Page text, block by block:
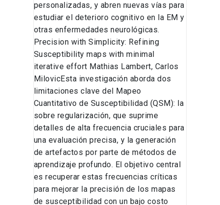
personalizadas, y abren nuevas vías para
estudiar el deterioro cognitivo en la EM y
otras enfermedades neurológicas.
Precision with Simplicity: Refining
Susceptibility maps with minimal
iterative effort Mathias Lambert, Carlos
MilovicEsta investigación aborda dos
limitaciones clave del Mapeo
Cuantitativo de Susceptibilidad (QSM): la
sobre regularización, que suprime
detalles de alta frecuencia cruciales para
una evaluación precisa, y la generación
de artefactos por parte de métodos de
aprendizaje profundo. El objetivo central
es recuperar estas frecuencias críticas
para mejorar la precisión de los mapas
de susceptibilidad con un bajo costo